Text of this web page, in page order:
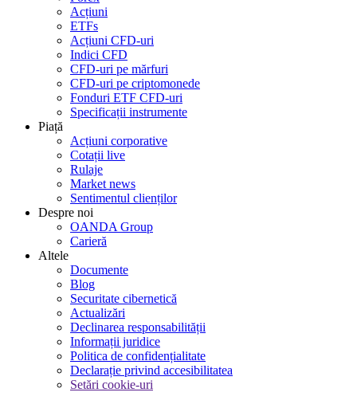
Acțiuni
ETFs
Acțiuni CFD-uri
Indici CFD
CFD-uri pe mărfuri
CFD-uri pe criptomonede
Fonduri ETF CFD-uri
Specificații instrumente
Piață
Acțiuni corporative
Cotații live
Rulaje
Market news
Sentimentul clienților
Despre noi
OANDA Group
Carieră
Altele
Documente
Blog
Securitate cibernetică
Actualizări
Declinarea responsabilității
Informații juridice
Politica de confidențialitate
Declarație privind accesibilitatea
Setări cookie-uri